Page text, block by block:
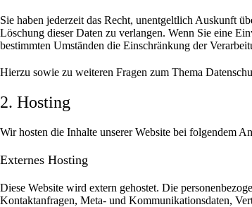
Sie haben jederzeit das Recht, unentgeltlich Auskunft
Löschung dieser Daten zu verlangen. Wenn Sie eine
bestimmten Umständen die Einschränkung der
Hierzu sowie zu weiteren Fragen zum Thema
2. Hosting
Wir hosten die Inhalte unserer Website bei folgendem
Externes Hosting
Diese Website wird extern gehostet. Die
Kontaktanfragen, Meta- und Kommunikationsdaten,